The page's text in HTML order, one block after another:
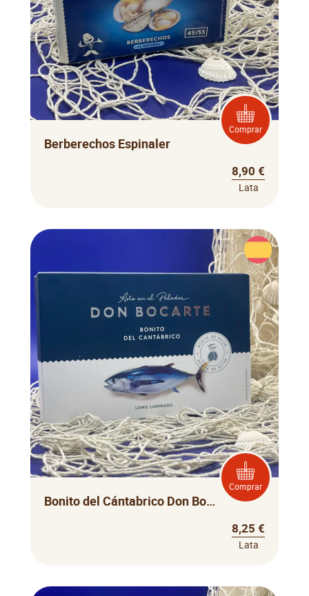
Comprar
Berberechos Espinaler
8,90 €
Lata
Comprar
Bonito del Cántabrico Don Bocarte
8,25 €
Lata